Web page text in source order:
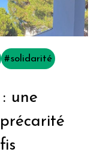
#solidarité
une